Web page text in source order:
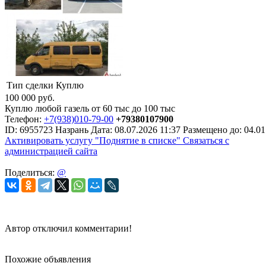
Тип сделки Куплю
100 000 руб.
Куплю любой газель от 60 тыс до 100 тыс
Телефон: +7(938)010-79-00 +79380107900
ID: 6955723 Назрань Дата: 08.07.2026 11:37 Размещено до:
Активировать услугу "Поднятие в списке" Связаться с
администрацией сайта
Поделиться: @
Автор отключил комментарии!
Похожие объявления